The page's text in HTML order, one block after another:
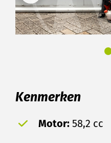
Kenmerken
Motor: 58,2 cc